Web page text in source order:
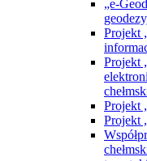
„e-
Projekt
Projekt
Projekt
Projekt